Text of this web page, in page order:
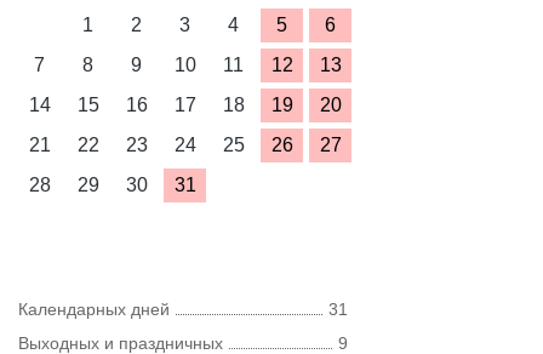
1
2 3 4 5
6
7
8 9 10 11 12
13
14
15 16 17 18 19
20
21
22 23 24 25 26
27
28
29 30 31
Календарных дней
31
Выходных и праздничных
9